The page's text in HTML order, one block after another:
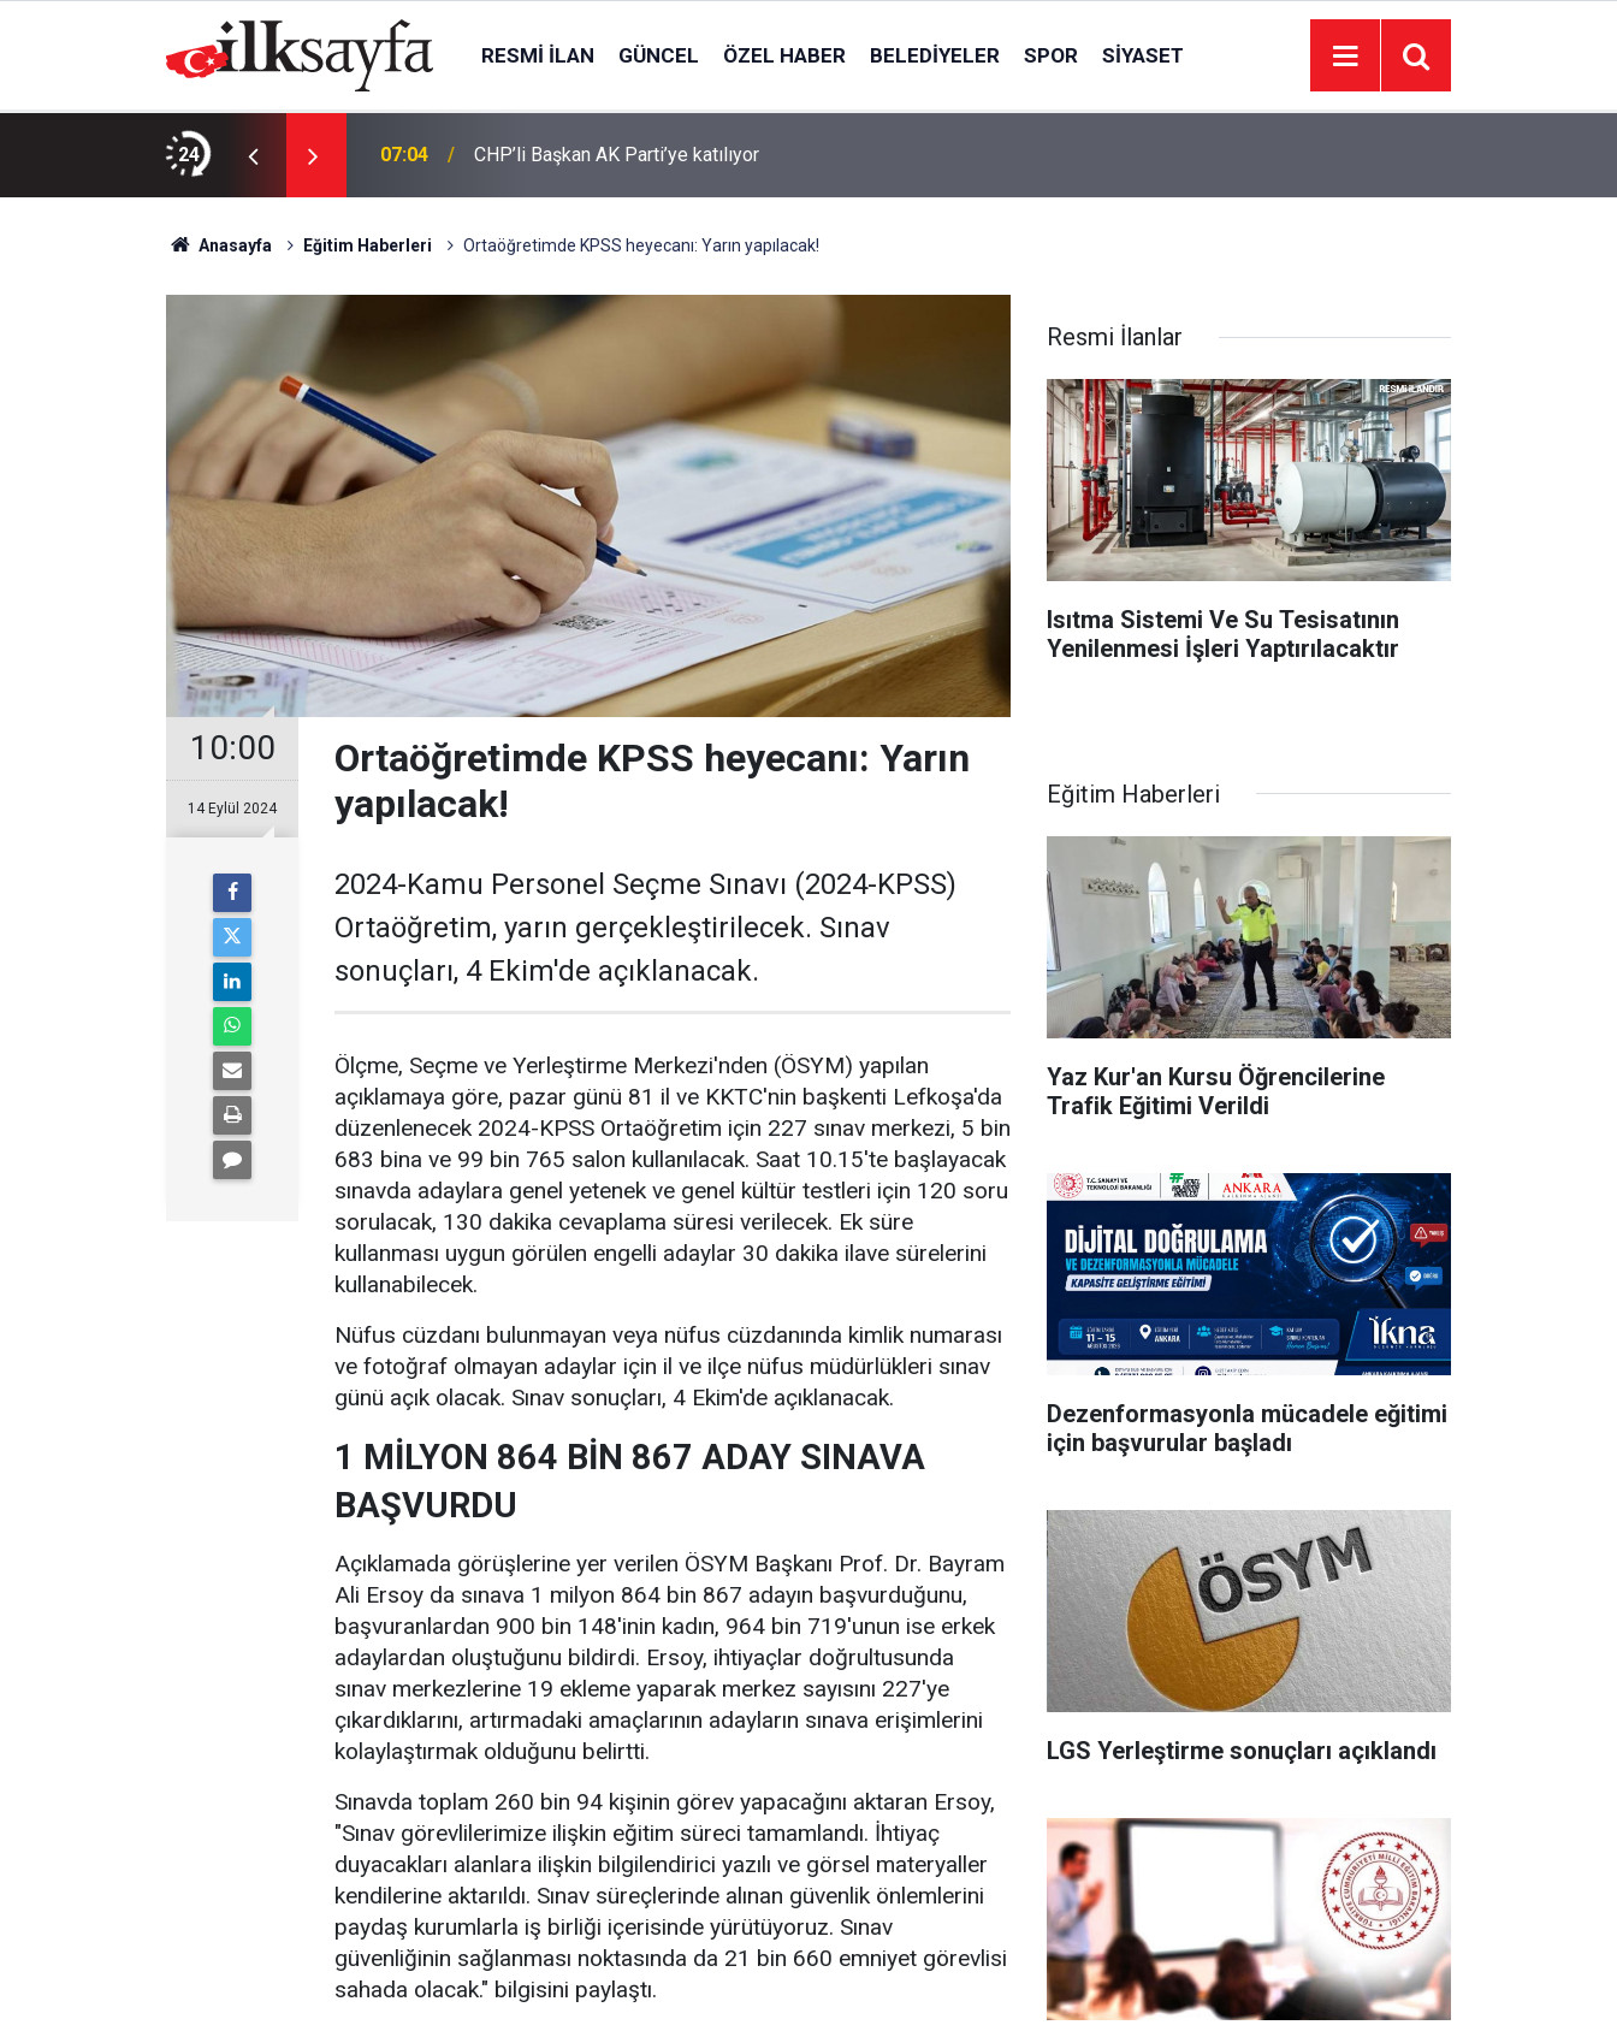
RESMI İLAN GÜNCEL ÖZEL HABER BELEDIYELER SPOR SIYASET
24 07:04 CHP’li Başkan AK Parti’ye katılıyor
Anasayfa Eğitim Haberleri Ortaöğretimde KPSS heyecanı: Yarın yapılacak!
10:00
14 Eylül 2024
Ortaöğretimde KPSS heyecanı: Yarın
yapılacak!
2024-Kamu Personel Seçme Sınavı (2024-KPSS)
Ortaöğretim, yarın gerçekleştirilecek. Sınav
sonuçları, 4 Ekim'de açıklanacak.
Ölçme, Seçme ve Yerleştirme Merkezi'nden (ÖSYM) yapılan
açıklamaya göre, pazar günü 81 il ve KKTC'nin başkenti Lefkoşa'da
düzenlenecek 2024-KPSS Ortaöğretim için 227 sınav merkezi, 5 bin
683 bina ve 99 bin 765 salon kullanılacak. Saat 10.15'te başlayacak
sınavda adaylara genel yetenek ve genel kültür testleri için 120 soru
sorulacak, 130 dakika cevaplama süresi verilecek. Ek süre
kullanması uygun görülen engelli adaylar 30 dakika ilave sürelerini
kullanabilecek.
Nüfus cüzdanı bulunmayan veya nüfus cüzdanında kimlik numarası
ve fotoğraf olmayan adaylar için il ve ilçe nüfus müdürlükleri sınav
günü açık olacak. Sınav sonuçları, 4 Ekim'de açıklanacak.
1 MİLYON 864 BİN 867 ADAY SINAVA
BAŞVURDU
Açıklamada görüşlerine yer verilen ÖSYM Başkanı Prof. Dr. Bayram
Ali Ersoy da sınava 1 milyon 864 bin 867 adayın başvurduğunu,
başvuranlardan 900 bin 148'inin kadın, 964 bin 719'unun ise erkek
adaylardan oluştuğunu bildirdi. Ersoy, ihtiyaçlar doğrultusunda
sınav merkezlerine 19 ekleme yaparak merkez sayısını 227'ye
çıkardıklarını, artırmadaki amaçlarının adayların sınava erişimlerini
kolaylaştırmak olduğunu belirtti.
Sınavda toplam 260 bin 94 kişinin görev yapacağını aktaran Ersoy,
"Sınav görevlilerimize ilişkin eğitim süreci tamamlandı. İhtiyaç
duyacakları alanlara ilişkin bilgilendirici yazılı ve görsel materyaller
kendilerine aktarıldı. Sınav süreçlerinde alınan güvenlik önlemlerini
paydaş kurumlarla iş birliği içerisinde yürütüyoruz. Sınav
güvenliğinin sağlanması noktasında da 21 bin 660 emniyet görevlisi
sahada olacak." bilgisini paylaştı.
Resmi İlanlar
Isıtma Sistemi Ve Su Tesisatının
Yenilenmesi İşleri Yaptırılacaktır
Eğitim Haberleri
Yaz Kur'an Kursu Öğrencilerine
Trafik Eğitimi Verildi
Dezenformasyonla mücadele eğitimi
için başvurular başladı
LGS Yerleştirme sonuçları açıklandı